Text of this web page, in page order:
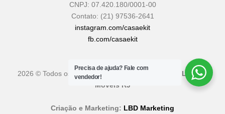
CNPJ: 07.420.180/0001-00
Contato: (21) 97536-2641
instagram.com/casaekit
fb.com/casaekit
2026 © Todos os Direitos Reservados
Casa & Kit - Loja de
Móveis RJ
Criação e Marketing: LBD Marketing
Precisa de ajuda? Fale com
vendedor!